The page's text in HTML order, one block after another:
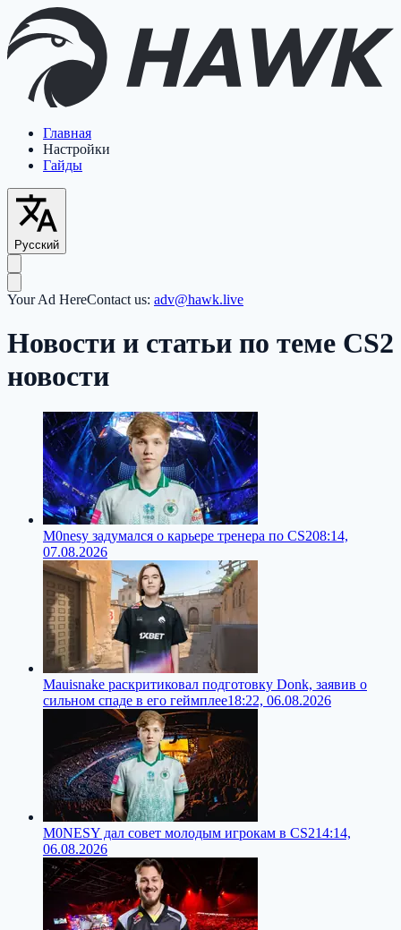
Главная
Настройки
Гайды
Русский
Your Ad HereContact us: adv@hawk.live
Новости и статьи по теме CS2
новости
M0nesy задумался о карьере тренера по CS208:14,
07.08.2026
Mauisnake раскритиковал подготовку Donk, заявив о
сильном спаде в его геймплее18:22, 06.08.2026
M0NESY дал совет молодым игрокам в CS214:14,
06.08.2026